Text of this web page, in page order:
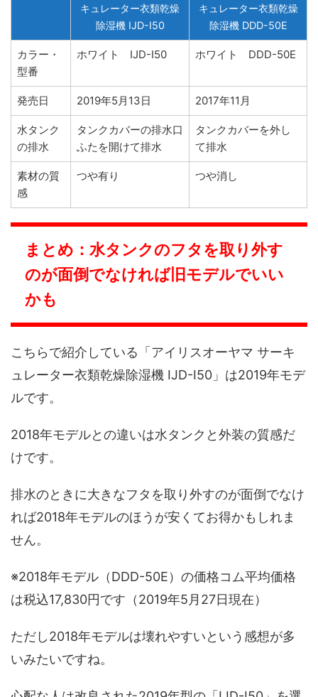
キュレーター衣類乾燥
除湿機 IJD-I50
キュレーター衣類乾燥
除湿機 DDD-50E
カラー・
型番
ホワイト IJD-I50 ホワイト DDD-50E
発売日 2019年5月13日 2017年11月
水タンク
の排水
タンクカバーの排水口
ふたを開けて排水
タンクカバーを外し
て排水
素材の質
感
つや有り つや消し
まとめ：水タンクのフタを取り外す
のが面倒でなければ旧モデルでいい
かも
こちらで紹介している「アイリスオーヤマ サーキ
ュレーター衣類乾燥除湿機 IJD-I50」は2019年モデ
ルです。
2018年モデルとの違いは水タンクと外装の質感だ
けです。
排水のときに大きなフタを取り外すのが面倒でなけ
れば2018年モデルのほうが安くてお得かもしれま
せん。
※2018年モデル（DDD-50E）の価格コム平均価格
は税込17,830円です（2019年5月27日現在）
ただし2018年モデルは壊れやすいという感想が多
いみたいですね。